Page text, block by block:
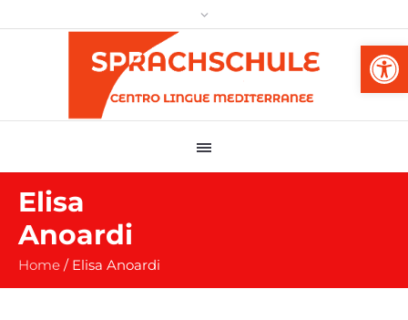
Elisa
Anoardi
Home / Elisa Anoardi